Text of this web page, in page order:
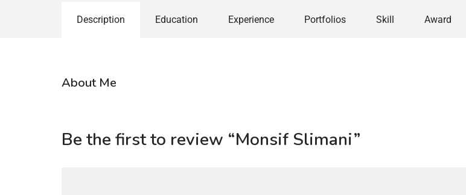
Description Education Experience Portfolios Skill Award
About Me
Be the first to review “Monsif Slimani”